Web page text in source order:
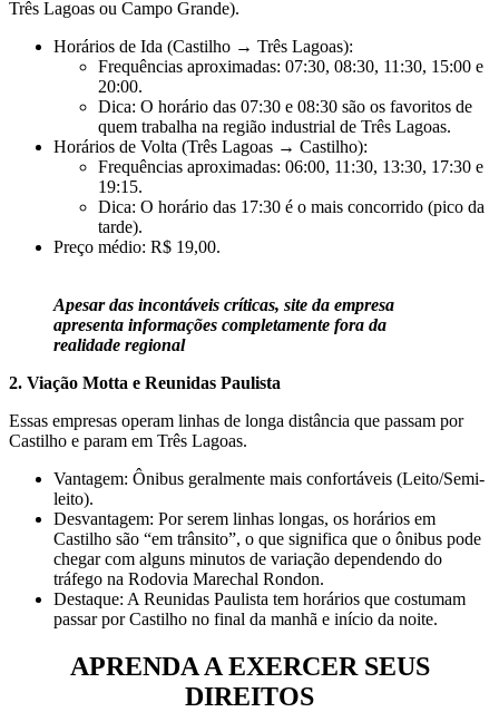
Três Lagoas ou Campo Grande).
Horários de Ida (Castilho → Três Lagoas):
Frequências aproximadas: 07:30, 08:30, 11:30, 15:00 e
20:00.
Dica: O horário das 07:30 e 08:30 são os favoritos de
quem trabalha na região industrial de Três Lagoas.
Horários de Volta (Três Lagoas → Castilho):
Frequências aproximadas: 06:00, 11:30, 13:30, 17:30 e
19:15.
Dica: O horário das 17:30 é o mais concorrido (pico da
tarde).
Preço médio: R$ 19,00.
Apesar das incontáveis críticas, site da empresa
apresenta informações completamente fora da
realidade regional
2. Viação Motta e Reunidas Paulista
Essas empresas operam linhas de longa distância que passam por
Castilho e param em Três Lagoas.
Vantagem: Ônibus geralmente mais confortáveis (Leito/Semi-
leito).
Desvantagem: Por serem linhas longas, os horários em
Castilho são “em trânsito”, o que significa que o ônibus pode
chegar com alguns minutos de variação dependendo do
tráfego na Rodovia Marechal Rondon.
Destaque: A Reunidas Paulista tem horários que costumam
passar por Castilho no final da manhã e início da noite.
APRENDA A EXERCER SEUS
DIREITOS